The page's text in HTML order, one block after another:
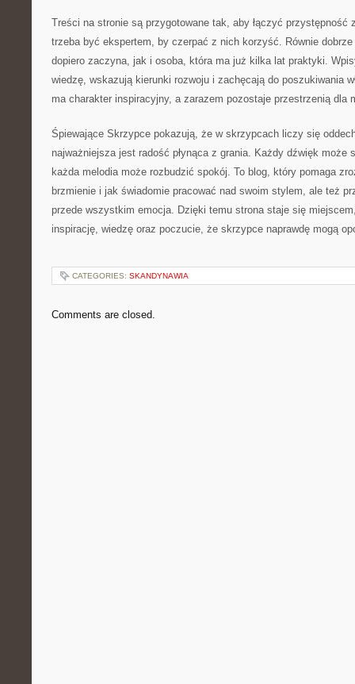
Treści na stronie są przygotowane tak, aby łączyć przystępność
trzeba być ekspertem, by czerpać z nich korzyść. Równie
dopiero zaczyna, jak i osoba, która ma już kilka lat praktyki.
wiedzę, wskazują kierunki rozwoju i zachęcają do poszukiwania
ma charakter inspiracyjny, a zarazem pozostaje przestrzenią dla
Śpiewające Skrzypce pokazują, że w skrzypcach liczy się
najważniejsza jest radość płynąca z grania. Każdy dźwięk może
każda melodia może rozbudzić spokój. To blog, który pomaga
brzmienie i jak świadomie pracować nad swoim stylem, ale też
przede wszystkim emocja. Dzięki temu strona staje się
inspirację, wiedzę oraz poczucie, że skrzypce naprawdę mogą
CATEGORIES: SKANDYNAWIA
Comments are closed.